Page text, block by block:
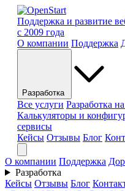
Поддержка и развитие
с 2009 года
О компании Поддержка
Разработка
Все услуги Разработка
Калькуляторы и
сервисы
Кейсы Отзывы Блог
О компании Поддержка
Разработка
Кейсы Отзывы Блог